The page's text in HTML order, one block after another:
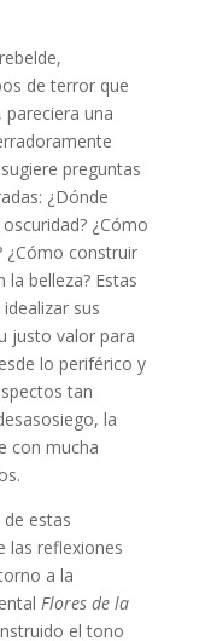
de terror que
una
preguntas
¿Dónde
¿Cómo
¿Cómo construir
belleza? Estas
sus
justo valor para
lo periférico y
tan
la
con mucha
estas
las reflexiones
a la
Flores de la
el tono